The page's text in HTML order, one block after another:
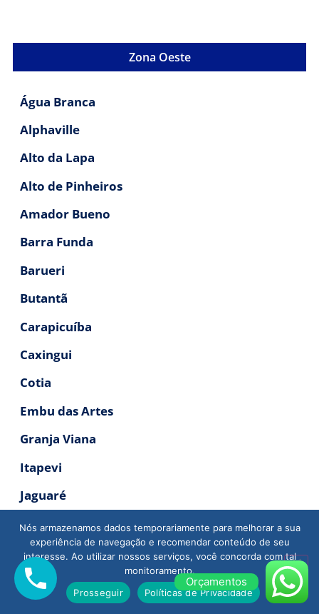
Zona Oeste
Água Branca
Alphaville
Alto da Lapa
Alto de Pinheiros
Amador Bueno
Barra Funda
Barueri
Butantã
Carapicuíba
Caxingui
Cotia
Embu das Artes
Granja Viana
Itapevi
Jaguaré
Jandira
Jaraguá
Lapa
Orçamentos
Nós armazenamos dados temporariamente para melhorar a sua
experiência de navegação e recomendar conteúdo de seu
interesse. Ao utilizar nossos serviços, você concorda com tal
monitoramento.
Prosseguir
Políticas de Privacidade